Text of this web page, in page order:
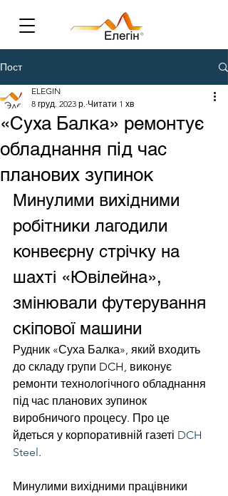
Пост
«Суха Балка» ремонтує
обладнання під час
планових зупинок
ELEGIN
8 груд. 2023 р. Читати 1 хв
Минулими вихідними
робітники лагодили
конвеєрну стрічку на
шахті «Ювілейна»,
змінювали футерування
скіпової машини
Рудник «Суха Балка», який входить
до складу групи DCH, виконує
ремонти технологічного обладнання
під час планових зупинок
виробничого процесу. Про це
йдеться у корпоративній газеті DCH
Steel.
Минулими вихідними працівники